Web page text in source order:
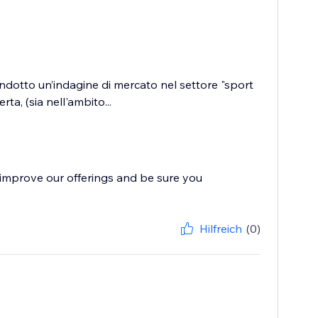
un’indagine di mercato nel settore "sport
(sia nell'ambito...
our offerings and be sure you
Hilfreich (0)